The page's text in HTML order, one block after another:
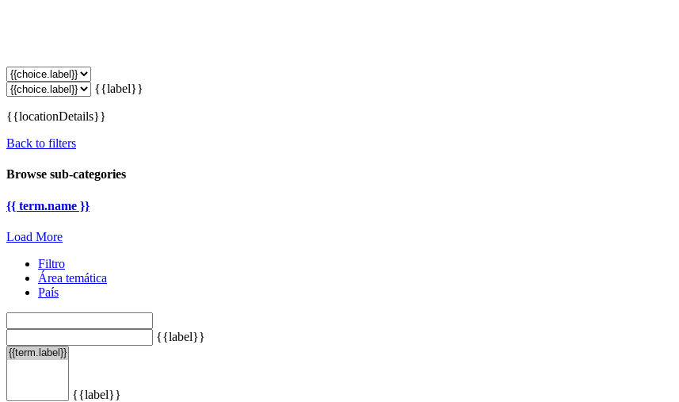
{{label}}
{{locationDetails}}
Back to filters
Browse sub-categories
{{ term.name }}
Load More
Filtro
Área temática
País
{{label}}
{{label}}